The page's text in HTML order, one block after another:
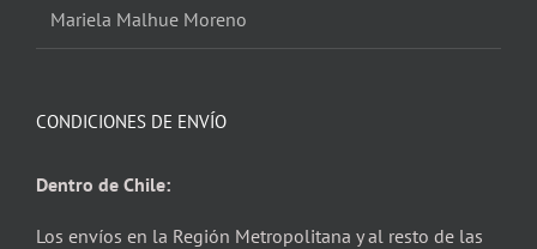
Mariela Malhue Moreno
CONDICIONES DE ENVÍO
Dentro de Chile:
Los envíos en la Región Metropolitana y al resto de las